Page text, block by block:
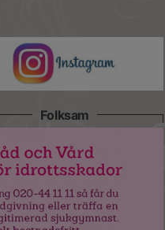
Folksam